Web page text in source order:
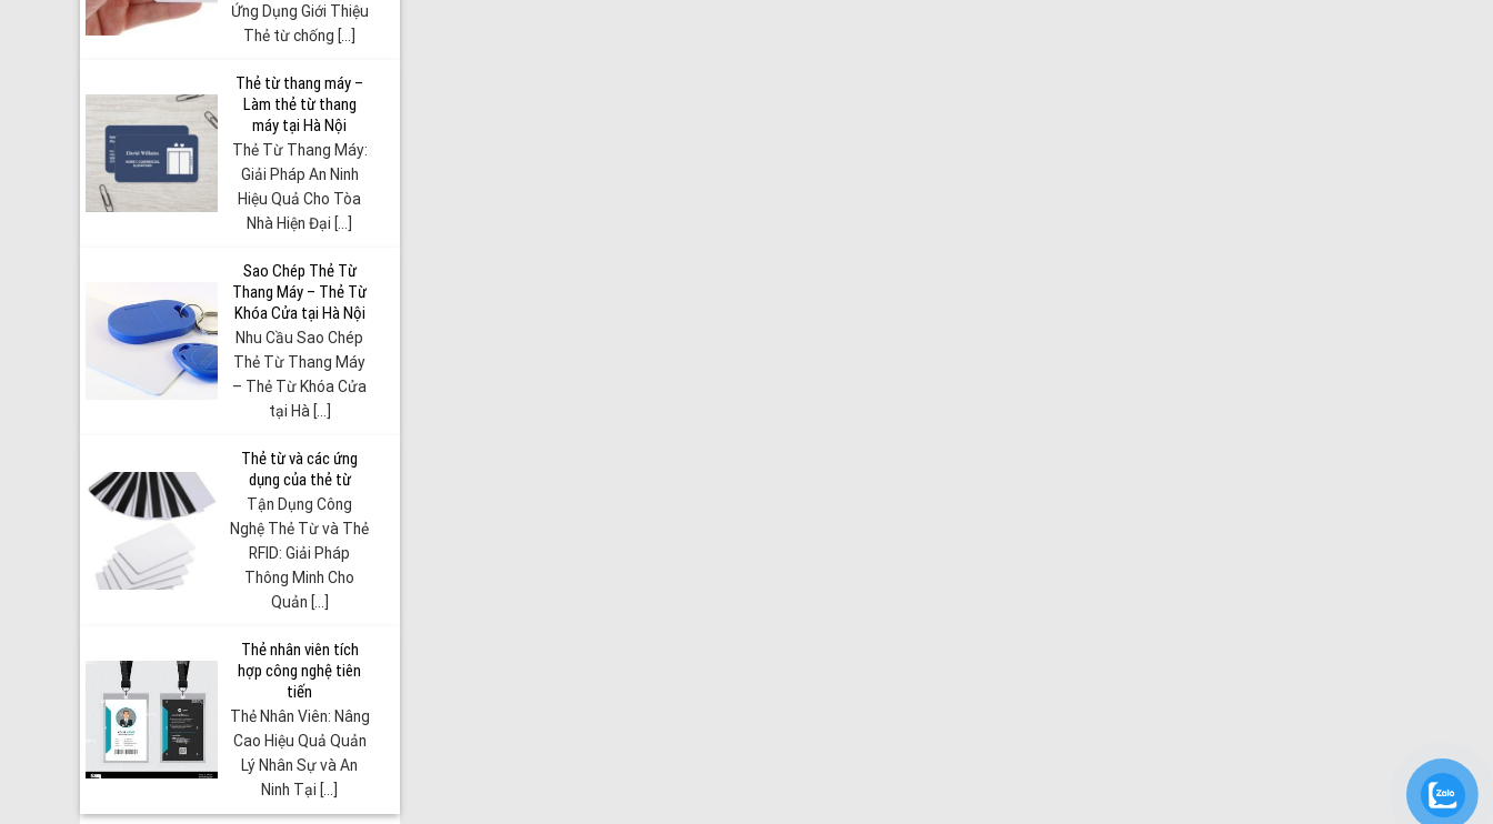
Ứng Dụng Giới Thiệu
Thẻ từ chống [...]
Thẻ từ thang máy –
Làm thẻ từ thang
máy tại Hà Nội
Thẻ Từ Thang Máy:
Giải Pháp An Ninh
Hiệu Quả Cho Tòa
Nhà Hiện Đại [...]
Sao Chép Thẻ Từ
Thang Máy – Thẻ Từ
Khóa Cửa tại Hà Nội
Nhu Cầu Sao Chép
Thẻ Từ Thang Máy
– Thẻ Từ Khóa Cửa
tại Hà [...]
Thẻ từ và các ứng
dụng của thẻ từ
Tận Dụng Công
Nghệ Thẻ Từ và Thẻ
RFID: Giải Pháp
Thông Minh Cho
Quản [...]
Thẻ nhân viên tích
hợp công nghệ tiên
tiến
Thẻ Nhân Viên: Nâng
Cao Hiệu Quả Quản
Lý Nhân Sự và An
Ninh Tại [...]